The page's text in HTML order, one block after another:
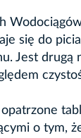
się do picia
Jest drugą
o tym,